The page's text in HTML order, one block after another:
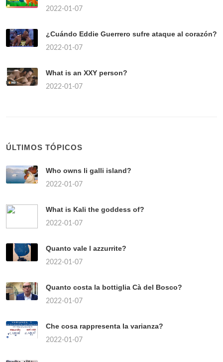
2022-01-07
¿Cuándo Eddie Guerrero sufre ataque al corazón?
2022-01-07
What is an XXY person?
2022-01-07
ÚLTIMOS TÓPICOS
Who owns li galli island?
2022-01-07
What is Kali the goddess of?
2022-01-07
Quanto vale l azzurrite?
2022-01-07
Quanto costa la bottiglia Cà del Bosco?
2022-01-07
Che cosa rappresenta la varianza?
2022-01-07